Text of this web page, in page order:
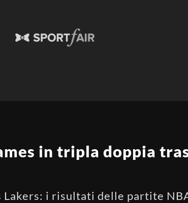
in tripla doppia
Lakers: i risultati delle partite